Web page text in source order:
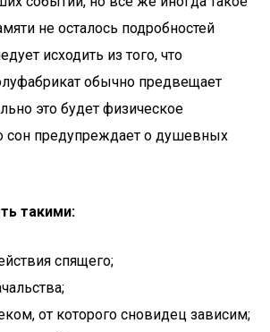
не осталось подробностей
исходить из того, что
обычно предвещает
это будет физическое
сон предупреждает о душевных
такими:
спящего;
от которого сновидец зависим;